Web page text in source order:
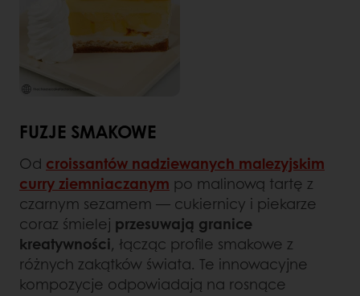
FUZJE SMAKOWE
Od croissantów nadziewanych malezyjskim
curry ziemniaczanym po malinową tartę z
czarnym sezamem — cukiernicy i piekarze
coraz śmielej przesuwają granice
kreatywności, łącząc profile smakowe z
różnych zakątków świata. Te innowacyjne
kompozycje odpowiadają na rosnące